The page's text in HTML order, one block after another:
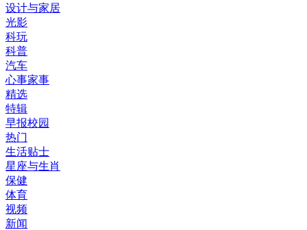
设计与家居
光影
科玩
科普
汽车
心事家事
精选
特辑
早报校园
热门
生活贴士
星座与生肖
保健
体育
视频
新闻